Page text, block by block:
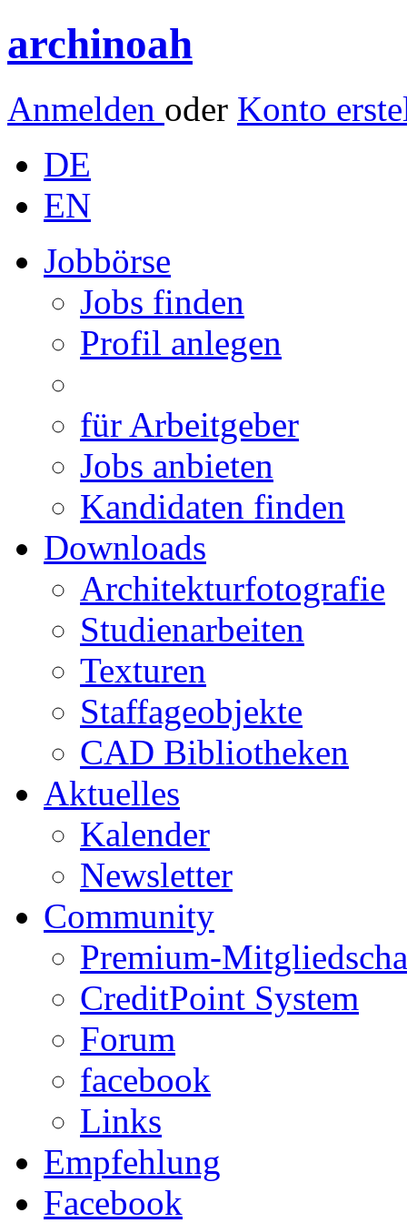
archinoah
Anmelden oder Konto
DE
EN
Jobbörse
Jobs finden
Profil anlegen
für Arbeitgeber
Jobs anbieten
Kandidaten finden
Downloads
Architekturfotografie
Studienarbeiten
Texturen
Staffageobjekte
CAD Bibliotheken
Aktuelles
Kalender
Newsletter
Community
Premium-
CreditPoint System
Forum
facebook
Links
Empfehlung
Facebook